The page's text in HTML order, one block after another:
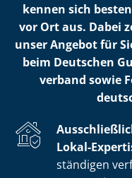
kennen sich
vor Ort aus. Dabei
unser Angebot für
beim Deutschen
ver­band sowie
Lokal-
stän­di­gen